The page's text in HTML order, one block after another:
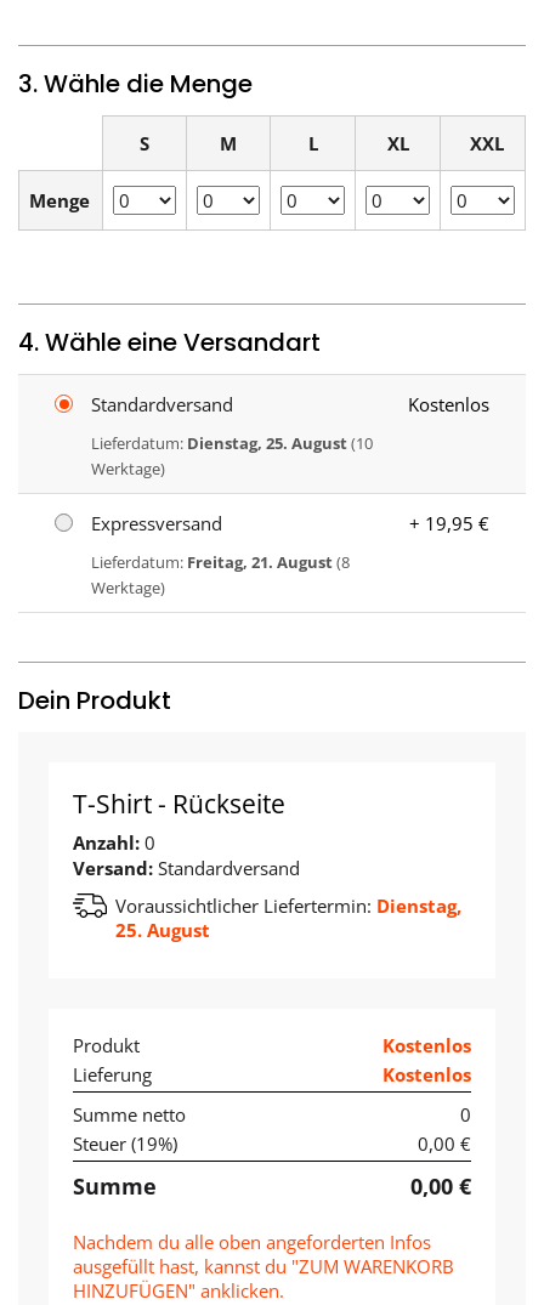
3. Wähle die Menge
S M L XL XXL
Menge
4. Wähle eine Versandart
Standardversand
Lieferdatum: Dienstag, 25. August(10
Werktage)
Kostenlos
Expressversand
Lieferdatum: Freitag, 21. August(8
Werktage)
+ 19,95 €
Dein Produkt
T-Shirt - Rückseite
Anzahl: 0
Versand: Standardversand
Voraussichtlicher Liefertermin: Dienstag,
25. August
Produkt
Kostenlos
Lieferung
Kostenlos
Summe netto
0
Steuer (19%) 0,00 €
Summe 0,00 €
Nachdem du alle oben angeforderten Infos
ausgefüllt hast, kannst du "ZUM WARENKORB
HINZUFÜGEN" anklicken.